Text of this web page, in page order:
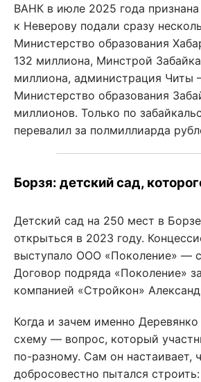
ВАНК в июле 2025 года
к Неверову подали сразу
Министерство образования
132 миллиона, Минстрой
миллиона, администрация Читы
Министерство образования
миллионов. Только по
перевалил за полмиллиарда
Борзя: детский сад,
Детский сад на 250 мест в
открыться в 2023 году.
выступало ООО «Поколение» —
Договор подряда «Поколение»
компанией «Стройкон»
Когда и зачем именно
схему — вопрос, который
по-разному. Сам он настаивает,
добросовестно пытался